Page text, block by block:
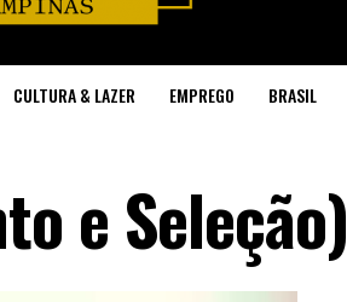
CULTURA & LAZER EMPREGO BRASIL
e Seleção)